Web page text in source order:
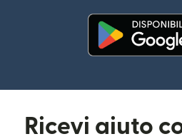
Ricevi aiuto